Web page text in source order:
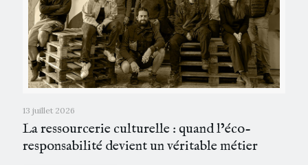
13 juillet 2026
La ressourcerie culturelle : quand l’éco-
responsabilité devient un véritable métier